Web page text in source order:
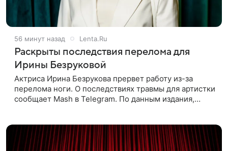
56 минут назад Lenta.Ru
Раскрыты последствия перелома для
Ирины Безруковой
Актриса Ирина Безрукова прервет работу из-за
перелома ноги. О последствиях травмы для артистки
сообщает Mash в Telegram. По данным издания,